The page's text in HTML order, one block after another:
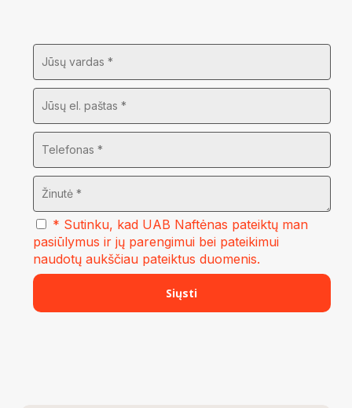
* Sutinku, kad UAB Naftėnas pateiktų man
pasiūlymus ir jų parengimui bei pateikimui
naudotų aukščiau pateiktus duomenis.